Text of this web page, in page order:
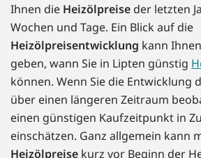
Ihnen die Heizölpreise der letzten
Wochen und Tage. Ein Blick auf die
Heizölpreisentwicklung kann
geben, wann Sie in Lipten günstig
können. Wenn Sie die Entwicklung
über einen längeren Zeitraum
einen günstigen Kaufzeitpunkt in
einschätzen. Ganz allgemein kann
Heizölpreise kurz vor Beginn der